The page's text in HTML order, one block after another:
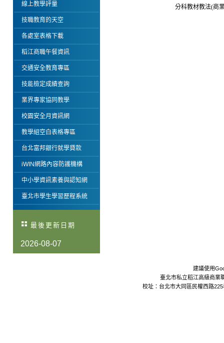
線上教學評量
技職教育的天空
各處室表格下載
稻江商職午餐資訊
交通安全教育專區
技能檢定成績查詢
業界專家協同教學
校園安全月資訊網
教學組空白表格專區
台北富邦銀行就學貸款
iWIN網路內容防護機構
中小學資訊素養與認知網
臺北市學生學習歷程系統
最後更新日期
2026-08-07
分科教材教法(商
建議使用
臺北市私立稻江高級商業
校址：台北市大同區民權西路